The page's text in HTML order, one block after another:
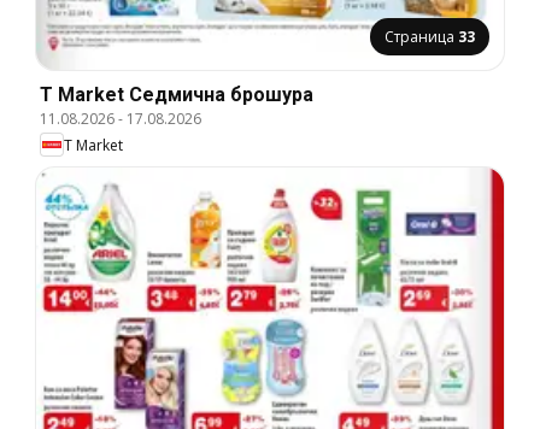
Страница 33
T Market Cедмична брошура
11.08.2026- 17.08.2026
T Market